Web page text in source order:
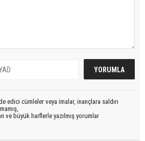
edici cümleler veya imalar, inançlara saldırı
ve büyük harflerle yazılmış yorumlar